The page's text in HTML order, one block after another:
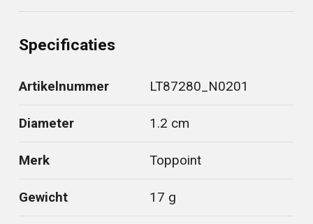
Specificaties
Artikelnummer LT87280_N0201
Diameter 1.2 cm
Merk Toppoint
Gewicht 17 g